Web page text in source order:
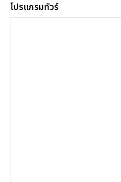
โปรแกรมทัวร์